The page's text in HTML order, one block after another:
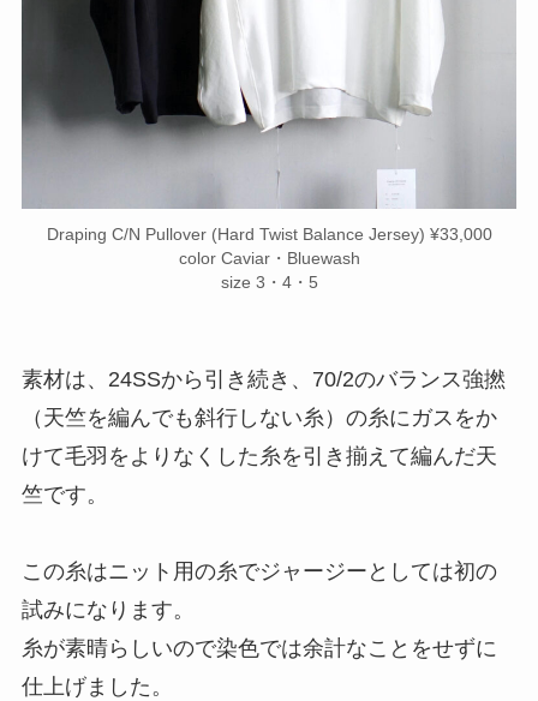
Draping C/N Pullover (Hard Twist Balance Jersey) ¥33,000
color Caviar・Bluewash
size 3・4・5
素材は、24SSから引き続き、70/2のバランス強撚
（天竺を編んでも斜行しない糸）の糸にガスをか
けて毛羽をよりなくした糸を引き揃えて編んだ天
竺です。
この糸はニット用の糸でジャージーとしては初の
試みになります。
糸が素晴らしいので染色では余計なことをせずに
仕上げました。